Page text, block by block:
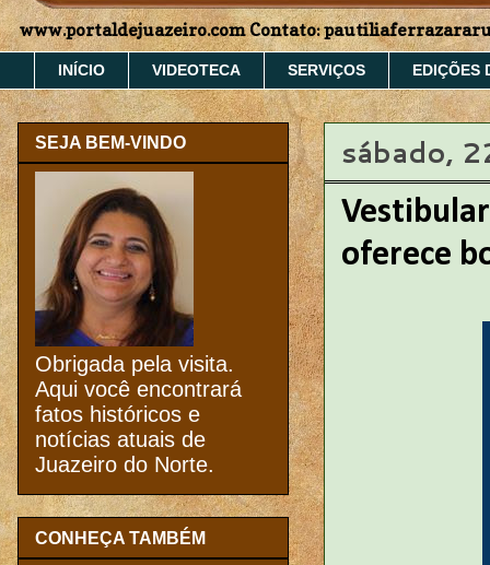
www.portaldejuazeiro.com Contato:
INÍCIO VIDEOTECA SERVIÇOS EDIÇÕES
sábado,
oferece
SEJA BEM-VINDO
Obrigada pela visita.
Aqui você encontrará
fatos históricos e
notícias atuais de
Juazeiro do Norte.
CONHEÇA TAMBÉM